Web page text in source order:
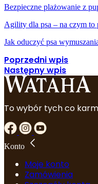
Bezpieczne plażowanie z
Agility dla psa – na czym to
Jak oduczyć psa
Poprzedni wpis
Następny wpis
To wybór tych co
Konto
Moje konto
Zamówienia